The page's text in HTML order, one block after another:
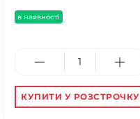
в наявності
КУПИТИ У РОЗСТРОЧКУ